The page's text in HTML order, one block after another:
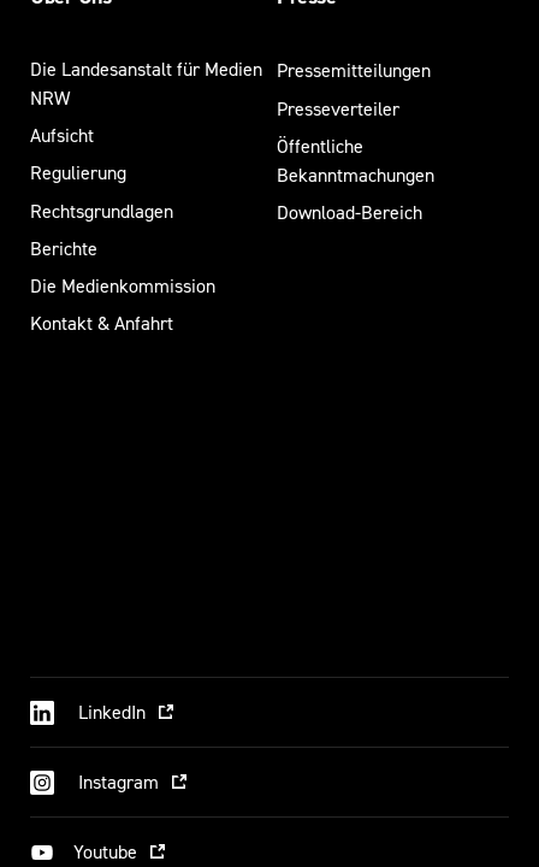
Die Landesanstalt für Medien
NRW
Aufsicht
Regulierung
Rechtsgrundlagen
Berichte
Die Medienkommission
Kontakt & Anfahrt
Pressemitteilungen
Presseverteiler
Öffentliche
Bekanntmachungen
Download-Bereich
LinkedIn
Instagram
Youtube